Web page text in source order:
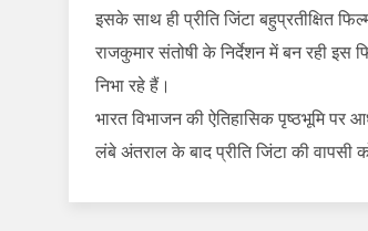
इसके साथ ही प्रीति जिंटा बहुप्रतीक्षित
राजकुमार संतोषी के निर्देशन में बन रही
निभा रहे हैं।
भारत विभाजन की ऐतिहासिक पृष्ठभूमि
लंबे अंतराल के बाद प्रीति जिंटा की वापसी